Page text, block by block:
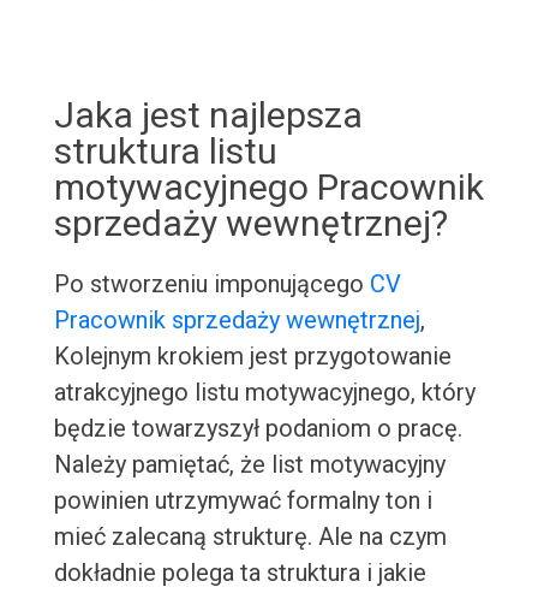
Jaka jest najlepsza
struktura listu
motywacyjnego Pracownik
sprzedaży wewnętrznej?
Po stworzeniu imponującego CV
Pracownik sprzedaży wewnętrznej,
Kolejnym krokiem jest przygotowanie
atrakcyjnego listu motywacyjnego, który
będzie towarzyszył podaniom o pracę.
Należy pamiętać, że list motywacyjny
powinien utrzymywać formalny ton i
mieć zalecaną strukturę. Ale na czym
dokładnie polega ta struktura i jakie